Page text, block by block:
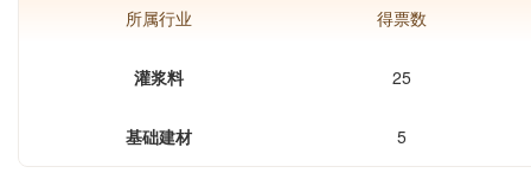
所属行业 得票数
灌浆料 25
基础建材 5